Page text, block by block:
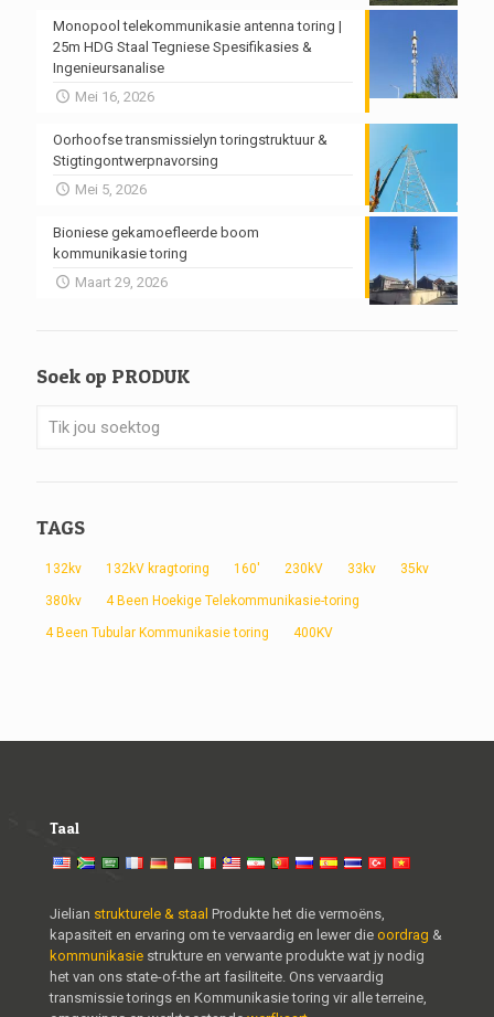
Monopool telekommunikasie antenna toring |
25m HDG Staal Tegniese Spesifikasies &
Ingenieursanalise
Mei 16, 2026
Oorhoofse transmissielyn toringstruktuur &
Stigtingontwerpnavorsing
Mei 5, 2026
Bioniese gekamoefleerde boom
kommunikasie toring
Maart 29, 2026
Soek op PRODUK
TAGS
132kv 132kV kragtoring 160' 230kV 33kv 35kv
380kv 4 Been Hoekige Telekommunikasie-toring
4 Been Tubular Kommunikasie toring 400KV
Taal
Jielian strukturele & staal Produkte het die vermoëns,
kapasiteit en ervaring om te vervaardig en lewer die oordrag &
kommunikasie strukture en verwante produkte wat jy nodig
het van ons state-of-the art fasiliteite. Ons vervaardig
transmissie torings en Kommunikasie toring vir alle terreine,